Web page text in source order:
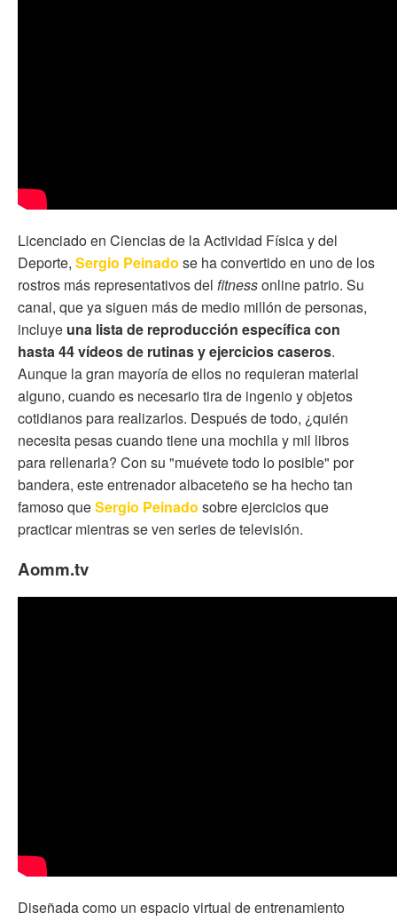
Licenciado en Ciencias de la Actividad Física y del
Deporte, Sergio Peinado se ha convertido en uno de los
rostros más representativos del fitnessonline patrio. Su
canal, que ya siguen más de medio millón de personas,
incluye una lista de reproducción específica con
hasta 44 vídeos de rutinas y ejercicios caseros.
Aunque la gran mayoría de ellos no requieran material
alguno, cuando es necesario tira de ingenio y objetos
cotidianos para realizarlos. Después de todo, ¿quién
necesita pesas cuando tiene una mochila y mil libros
para rellenarla? Con su "muévete todo lo posible" por
bandera, este entrenador albaceteño se ha hecho tan
famoso queSergio Peinado sobre ejercicios que
practicar mientras se ven series de televisión.
Aomm.tv
Diseñada como un espacio virtual de entrenamiento